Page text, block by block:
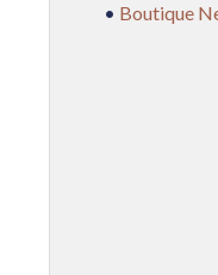
• Boutique